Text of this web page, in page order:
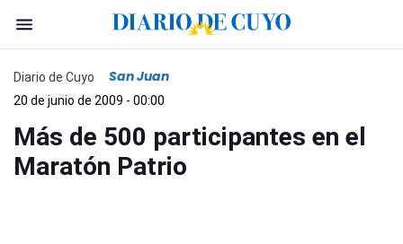
Diario de Cuyo San Juan
20 de junio de 2009 - 00:00
Más de 500 participantes en el
Maratón Patrio